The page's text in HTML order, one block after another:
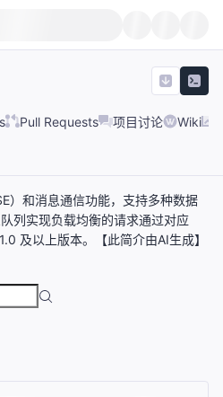
Pull Requests 项目讨论 Wiki
）和消息通信功能，支持多种数据
列实现负载均衡的请求通过对应
及以上版本。【此简介由AI生成】